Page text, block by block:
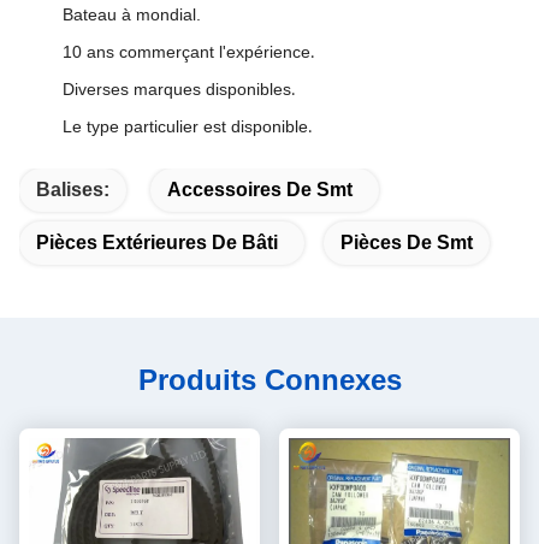
Bateau à mondial.
10 ans commerçant l'expérience.
Diverses marques disponibles.
Le type particulier est disponible.
Balises: Accessoires De Smt
Pièces Extérieures De Bâti Pièces De Smt
Produits Connexes